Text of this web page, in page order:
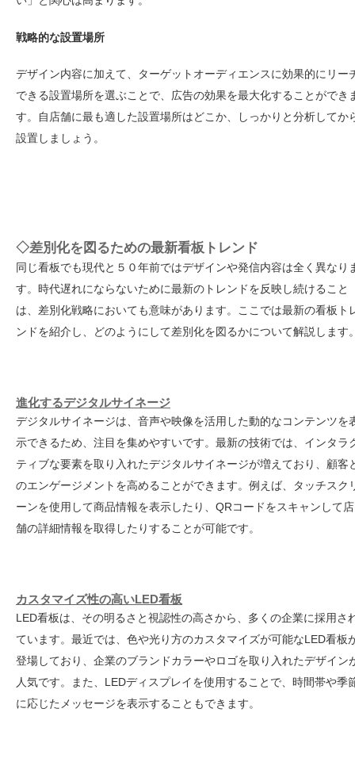
戦略的な設置場所
デザイン内容に加えて、ターゲットオーディエンスに効果的にリー
できる設置場所を選ぶことで、広告の効果を最大化することができ
す。自店舗に最も適した設置場所はどこか、しっかりと分析してか
設置しましょう。
◇差別化を図るための最新看板トレンド
同じ看板でも現代と５０年前ではデザインや発信内容は全く異なり
す。時代遅れにならないために最新のトレンドを反映し続けること
は、差別化戦略においても意味があります。ここでは最新の看板ト
ンドを紹介し、どのようにして差別化を図るかについて解説します
進化するデジタルサイネージ
デジタルサイネージは、音声や映像を活用した動的なコンテンツを
示できるため、注目を集めやすいです。最新の技術では、インタラ
ティブな要素を取り入れたデジタルサイネージが増えており、顧客
のエンゲージメントを高めることができます。例えば、タッチスク
ーンを使用して商品情報を表示したり、QRコードをスキャンして店
舗の詳細情報を取得したりすることが可能です。
カスタマイズ性の高いLED看板
LED看板は、その明るさと視認性の高さから、多くの企業に採用さ
ています。最近では、色や光り方のカスタマイズが可能なLED看板
登場しており、企業のブランドカラーやロゴを取り入れたデザイン
人気です。また、LEDディスプレイを使用することで、時間帯や季
に応じたメッセージを表示することもできます。